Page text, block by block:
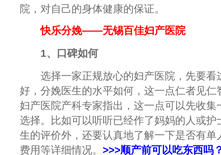
院，对自己的身体健康的保证。
快乐分娩——无锡百佳妇产医院
1、口碑如何
选择一家正规放心的妇产医院，先要看
好，分娩医生的水平如何，这一点仁者见仁
妇产医院产科专家指出，这一点可以先收集
选择。比如可以听听已经作了妈妈的人或护
生的评价外，还要认真地了解一下是否有单
费用等详细情况。 >>>顺产前可以吃东西吗